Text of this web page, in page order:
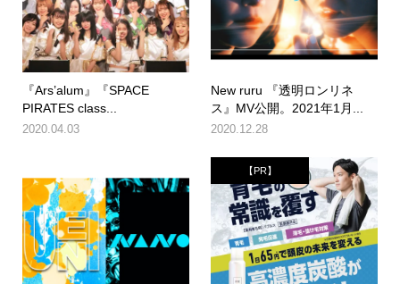
『Ars’alum』『SPACE
PIRATES class...
2020.04.03
New ruru 『透明ロンリネ
ス』MV公開。2021年1月...
2020.12.28
【PR】